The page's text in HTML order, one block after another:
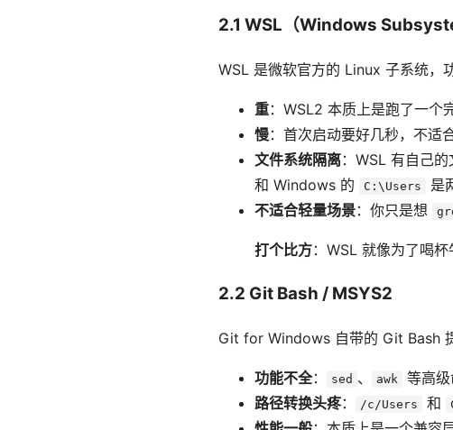
2.1 WSL（Windows
WSL 是微软官方的 Linux 子系统，
重：WSL2 本质上是跑了一个
慢：首次启动要好几秒，不适
文件系统隔离：WSL 有自己
和 Windows 的
C:\Users
是
不适合轻量场景：你只是想
打个比方：WSL 就像为了喝
2.2 Git Bash / MSYS2
Git for Windows 自带的 Git Bash
功能不全： sed 、 awk
等高
路径转换头疼： /c/Users 和